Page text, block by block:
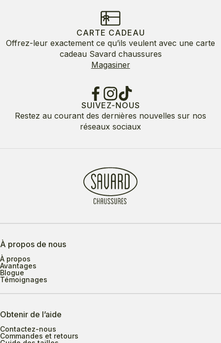
CARTE CADEAU
Offrez-leur exactement ce qu’ils veulent avec une carte
cadeau Savard chaussures
Magasiner
SUIVEZ-NOUS
Restez au courant des dernières nouvelles sur nos
réseaux sociaux
À propos de nous
À propos
Avantages
Blogue
Témoignages
Obtenir de l’aide
Contactez-nous
Commandes et retours